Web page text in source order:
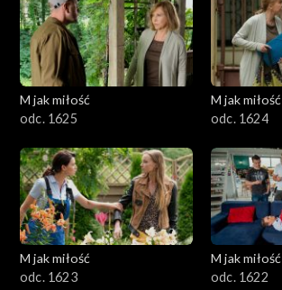
M jak miłość
odc. 1625
M jak miłość
odc. 1624
M jak miłość
odc. 1623
M jak miłość
odc. 1622